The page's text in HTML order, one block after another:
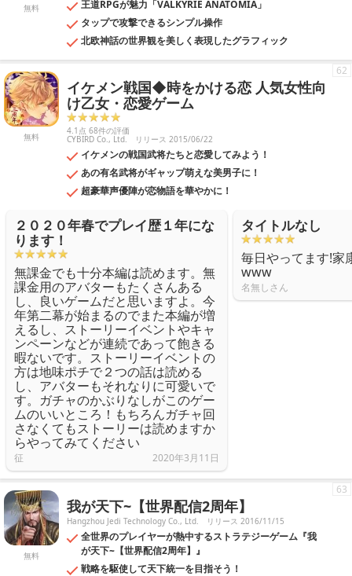
無料
王道RPGが魅力「VALKYRIE ANATOMIA」
タップで攻撃できるシンプル操作
北欧神話の世界観を美しく表現したグラフィック
無料
イケメン戦国◆時をかける恋 人気女性向
け乙女・恋愛ゲーム
4.1点 68件の評価
CYBIRD Co., Ltd. リリース 2015/06/22
イケメンの戦国武将たちと恋愛してみよう！
あの有名武将がギャップ萌えな美男子に！
超豪華声優陣が恋物語を華やかに！
62
２０２０年春でプレイ歴１年にな
ります！
無課金でも十分本編は読めます。無
課金用のアバターもたくさんある
し、良いゲームだと思いますよ。今
年第二幕が始まるのでまた本編が増
えるし、ストーリーイベントやキャ
ンペーンなどが連続であって飽きる
暇ないです。ストーリーイベントの
方は地味ポチで２つの話は読める
し、アバターもそれなりに可愛いで
す。ガチャのかぶりなしがこのゲー
ムのいいところ！もちろんガチャ回
さなくてもストーリーは読めますか
らやってみてください
征 2020年3月11日
タイトルなし
毎日やってます!家
www
名無しさん
無料
我が天下~【世界配信2周年】
Hangzhou Jedi Technology Co., Ltd. リリース 2016/11/15
全世界のプレイヤーが熱中するストラテジーゲーム『我
が天下~【世界配信2周年】』
戦略を駆使して天下統一を目指そう！
63